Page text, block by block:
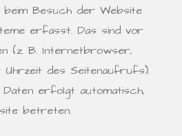
beim Besuch der Website
erfasst. Das sind vor
(z. B. Internetbrowser,
des Seitenaufrufs).
erfolgt automatisch,
betreten.